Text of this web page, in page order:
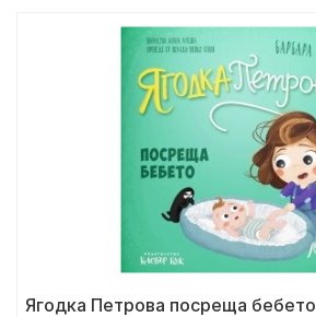
Ягодка Петрова посреща бебето